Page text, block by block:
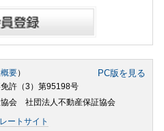
要） PC版を見る
許（3）第95198号
会 社団法人不動産保証協会
ートサイト